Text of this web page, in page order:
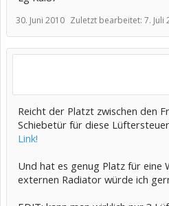
30. Juni 2010 Zuletzt bearbeitet: 7. Juli
Reicht der Platzt zwischen den
Schiebetür für diese
Link!
Und hat es genug Platz für eine
externen Radiator würde ich